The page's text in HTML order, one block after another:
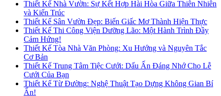
Thiết Kế Nhà Vườn: Sự Kết Hợp Hài Hòa Giữa Thiên Nhiên
và Kiến Trúc
Thiết Kế Sân Vườn Đẹp: Biến Giấc Mơ Thành Hiện Thực
Thiết Kế Thi Công Viện Dưỡng Lão: Một Hành Trình Đầy
Cảm Hứng!
Thiết Kế Tòa Nhà Văn Phòng: Xu Hướng và Nguyên Tắc
Cơ Bản
Thiết Kế Trung Tâm Tiệc Cưới: Dấu Ấn Đáng Nhớ Cho Lễ
Cưới Của Bạn
Thiết Kế Từ Đường: Nghệ Thuật Tạo Dựng Không Gian Bí
Ẩn!